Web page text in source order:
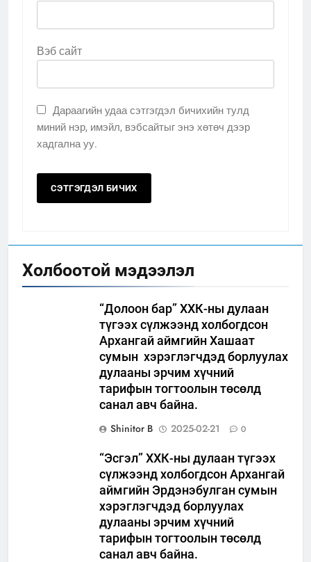
Вэб сайт
Дараагийн удаа сэтгэгдэл бичихийн тулд
миний нэр, имэйл, вэбсайтыг энэ хөтөч дээр
хадгална уу.
Холбоотой мэдээлэл
“Долоон бар” ХХК-ны дулаан
түгээх сүлжээнд холбогдсон
Архангай аймгийн Хашаат
сумын хэрэглэгчдэд борлуулах
дулааны эрчим хүчний
тарифын тогтоолын төсөлд
санал авч байна.
Shinitor B
2025-02-21 0
“Эсгэл” ХХК-ны дулаан түгээх
сүлжээнд холбогдсон Архангай
аймгийн Эрдэнэбулган сумын
хэрэглэгчдэд борлуулах
дулааны эрчим хүчний
тарифын тогтоолын төсөлд
санал авч байна.